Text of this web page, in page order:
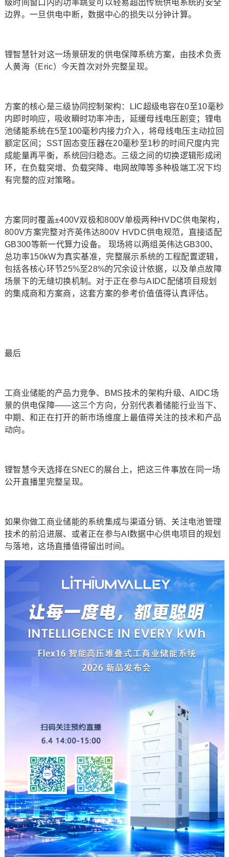
级时间窗口内的功率跳变可以轻易超出传统供电系统的安全
边界。一旦供电中断，数据中心的损失以分钟计算。
锂智慧针对这一场景研发的供电保障系统方案，由技术负责
人黄海（Eric）今天首次对外完整呈现。
方案的核心是三级协同控制架构：LIC超级电容在0至10毫秒
内即时响应，吸收瞬时功率冲击，延缓母线电压剧变；锂电
池储能系统在5至100毫秒内接力介入，将母线电压主动拉回
额定区间；SST固态变压器在20毫秒至1秒的时间尺度内完
成能量再平衡，系统回归稳态。三级之间的切换逻辑形成闭
环，在负载突增、负载突降、电网故障等多种极端工况下均
有完整的应对策略。
方案同时覆盖±400V双极和800V单极两种HVDC供电架构，
800V方案完整对齐英伟达800V HVDC供电规范，直接适配
GB300等新一代算力设备。 现场将以两组英伟达GB300、
总功率150kW为真实基准，完整展示系统的工程配置逻辑，
包括各核心环节25%至28%的冗余设计依据，以及单点故障
场景下的无缝切换机制。对于正在参与AIDC配储项目规划
的集成商和方案商，这套方案的参考价值值得认真评估。
最后
工商业储能的产品力竞争、BMS技术的架构升级、AIDC场
景的供电保障——这三个方向，分别代表着储能行业当下、
中期、和正在打开的新市场维度上最值得关注的技术和产品
动向。
锂智慧今天选择在SNEC的展台上，把这三件事放在同一场
公开直播里完整呈现。
如果你做工商业储能的系统集成与渠道分销、关注电池管理
技术的前沿进展、或者正在参与AI数据中心供电项目的规划
与落地，这场直播值得留出时间。